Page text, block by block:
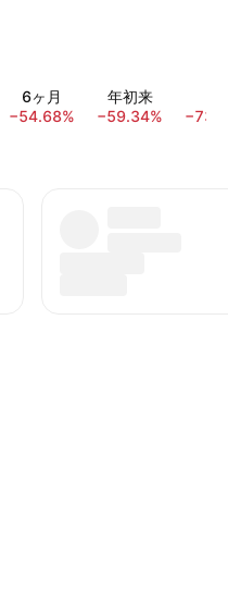
6ヶ月
−54.68%
年初来
−59.34%